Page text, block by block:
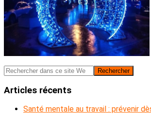
Barre
latérale
Rechercher
dans
ce
Web
Articles récents
Santé mentale au travail : prévenir